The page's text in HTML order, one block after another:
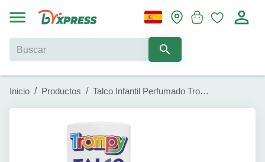
Inicio / Productos / Talco Infantil Perfumado Trompy (250 g)